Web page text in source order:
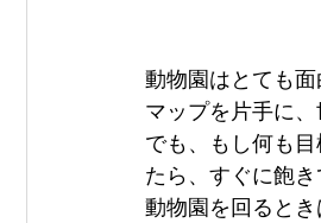
動物園はとても面
マップを片手に
でも、もし何も
たら、すぐに飽き
動物園を回ると